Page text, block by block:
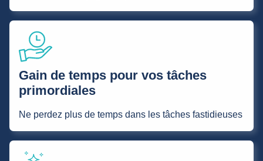
Gain de temps pour vos tâches
primordiales
Ne perdez plus de temps dans les tâches fastidieuses